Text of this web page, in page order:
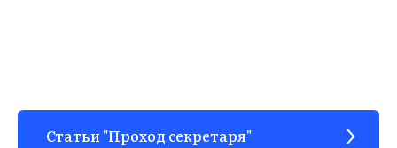
Статьи "Проход секретаря"